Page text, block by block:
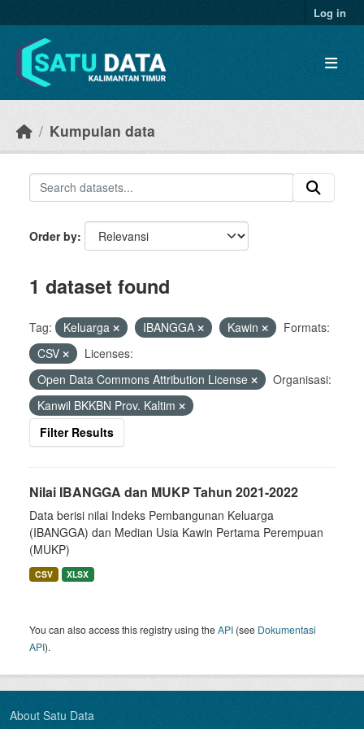
Log in
Kumpulan data
Order by
1 dataset found
Tag: Keluarga IBANGGA Kawin
Formats:
CSV
Licenses:
Open Data Commons Attribution License
Organisasi:
Kanwil BKKBN Prov. Kaltim
Filter Results
Nilai IBANGGA dan MUKP Tahun 2021-2022
Data berisi nilai Indeks Pembangunan Keluarga
(IBANGGA) dan Median Usia Kawin Pertama Perempuan
(MUKP)
CSV XLSX
You can also access this registry using theAPI (see Dokumentasi
API).
About Satu Data